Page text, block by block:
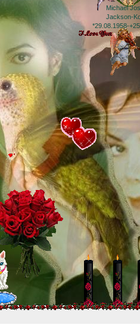
Michael
Jackson-
*29.08.1958-